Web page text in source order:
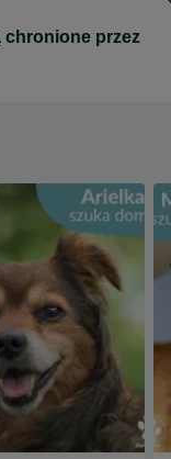
chronione przez